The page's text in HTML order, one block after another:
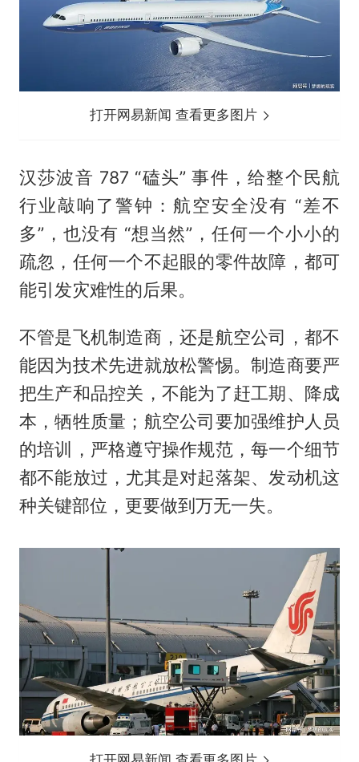
打开网易新闻 查看更多图片
汉莎波音 787 “磕头” 事件，给整个民航
行业敲响了警钟：航空安全没有 “差不
多”，也没有 “想当然”，任何一个小小的
疏忽，任何一个不起眼的零件故障，都可
能引发灾难性的后果。
不管是飞机制造商，还是航空公司，都不
能因为技术先进就放松警惕。制造商要严
把生产和品控关，不能为了赶工期、降成
本，牺牲质量；航空公司要加强维护人员
的培训，严格遵守操作规范，每一个细节
都不能放过，尤其是对起落架、发动机这
种关键部位，更要做到万无一失。